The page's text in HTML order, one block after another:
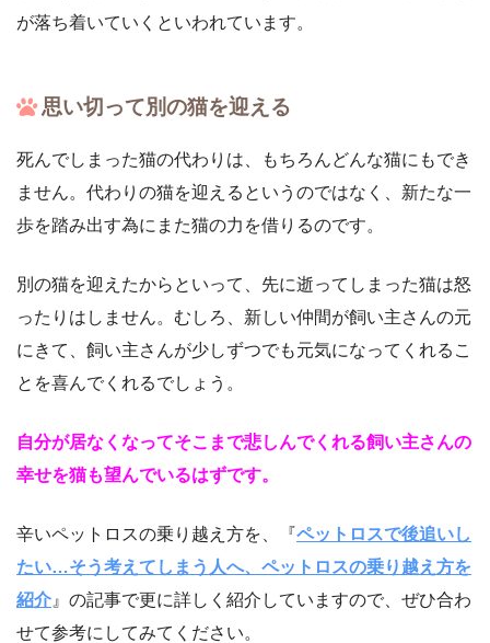
が落ち着いていくといわれています。
思い切って別の猫を迎える
死んでしまった猫の代わりは、もちろんどんな猫にもでき
ません。代わりの猫を迎えるというのではなく、新たな一
歩を踏み出す為にまた猫の力を借りるのです。
別の猫を迎えたからといって、先に逝ってしまった猫は怒
ったりはしません。むしろ、新しい仲間が飼い主さんの元
にきて、飼い主さんが少しずつでも元気になってくれるこ
とを喜んでくれるでしょう。
自分が居なくなってそこまで悲しんでくれる飼い主さんの
幸せを猫も望んでいるはずです。
辛いペットロスの乗り越え方を、『ペットロスで後追いし
たい…そう考えてしまう人へ、ペットロスの乗り越え方を
紹介 』の記事で更に詳しく紹介していますので、ぜひ合わ
せて参考にしてみてください。